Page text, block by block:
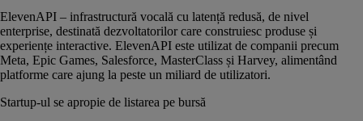
ElevenAPI – infrastructură vocală cu latență redusă, de nivel
enterprise, destinată dezvoltatorilor care construiesc produse și
experiențe interactive. ElevenAPI este utilizat de companii precum
Meta, Epic Games, Salesforce, MasterClass și Harvey, alimentând
platforme care ajung la peste un miliard de utilizatori.
Startup-ul se apropie de listarea pe bursă